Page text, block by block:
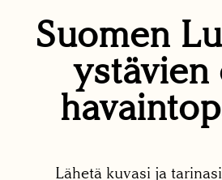
Suomen
ystävien
Lähetä kuvasi ja